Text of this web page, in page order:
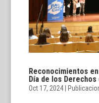
Reconocimientos
Día de los
Oct 17, 2024|